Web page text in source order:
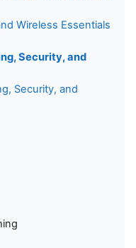
Wireless Essentials
Security, and
Security, and